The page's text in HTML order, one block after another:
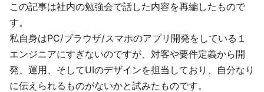
この記事は社内の勉強会で話した内容を再編したもので
す。
私自身はPC/ブラウザ/スマホのアプリ開発をしている１
エンジニアにすぎないのですが、対客や要件定義から開
発、運用、そしてUIのデザインを担当しており、自分なり
に伝えられるものがないかと試みたものです。